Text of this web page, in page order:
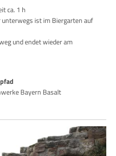
ca. 1 h
unterwegs ist im Biergarten auf
und endet wieder am
Bayern Basalt